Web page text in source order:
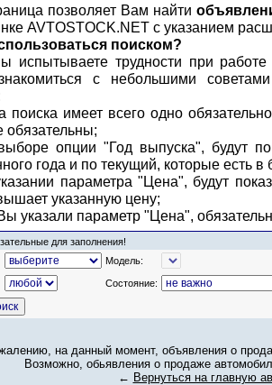
позволяет Вам найти
AVTOSTOCK.NET с указанием
поиском?
испытываете трудности при
с небольшими
поиска имеет всего одно
обязательны;
опции "Год выпуска", будут
года и по текущий, которые есть в
параметра "Цена", будут
указанную цену;
указали параметр "Цена",
для заполнения!
Модель:
Состояние:
на данный момент, объявления о
Возможно, обьявления о продаже
← Вернуться на главную